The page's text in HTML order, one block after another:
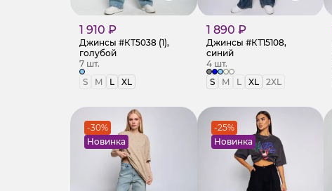
1 910 ₽
Джинсы #КТ5038 (1),
голубой
7 шт.
S
M L XL
1 890 ₽
Джинсы #КТ15108,
синий
4 шт.
S
M L XL 2XL
-30%
Новинка
-25%
Новинка